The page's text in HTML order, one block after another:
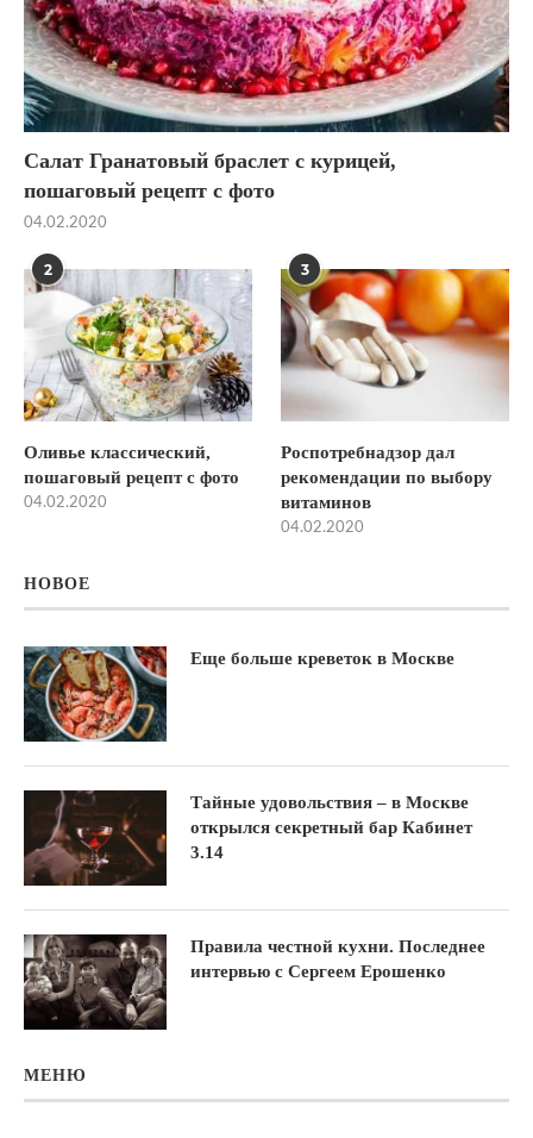
Салат Гранатовый браслет с курицей,
пошаговый рецепт с фото
04.02.2020
2
Оливье классический,
пошаговый рецепт с фото
04.02.2020
3
Роспотребнадзор дал
рекомендации по выбору
витаминов
04.02.2020
НОВОЕ
Еще больше креветок в Москве
Тайные удовольствия – в Москве
открылся секретный бар Кабинет
3.14
Правила честной кухни. Последнее
интервью с Сергеем Ерошенко
МЕНЮ